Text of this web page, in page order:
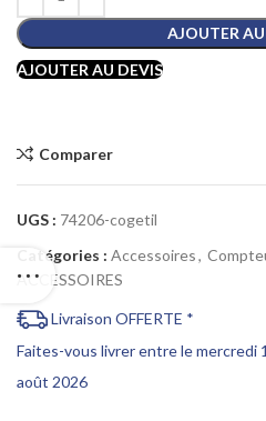
AJOUTER
AJOUTER AU DEVIS
Comparer
UGS : 74206-cogetil
Catégories : Accessoires,
ACCESSOIRES
Livraison OFFERTE *
Faites-vous livrer entre le mercredi
août 2026